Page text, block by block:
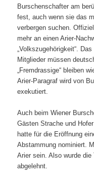
Burschenschafter am
fest, auch wenn sie das
verbergen suchen.
mehr an einen Arier-
„Volkszugehörigkeit“.
Mitglieder müssen
„Fremdrassige“ bleiben
Arier-Paragraf wird von
exekutiert.
Auch beim Wiener
Gästen Strache und
hatte für die Eröffnung
Abstammung nominiert.
Arier sein. Also wurde
abgelehnt.